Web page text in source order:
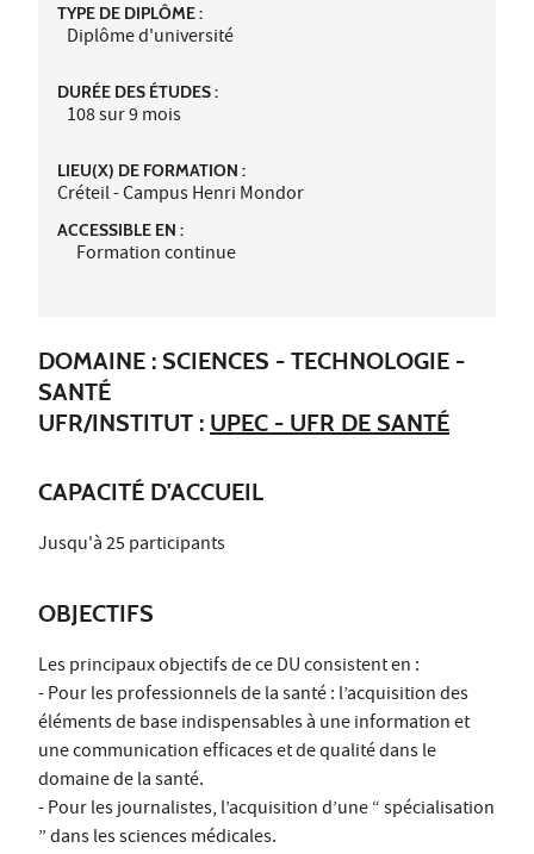
TYPE DE DIPLÔME :
Diplôme d'université
DURÉE DES ÉTUDES :
108 sur 9 mois
LIEU(X) DE FORMATION :
Créteil - Campus Henri Mondor
ACCESSIBLE EN :
Formation continue
DOMAINE : SCIENCES - TECHNOLOGIE -
SANTÉ
UFR/INSTITUT : UPEC - UFR DE SANTÉ
CAPACITÉ D'ACCUEIL
Jusqu'à 25 participants
OBJECTIFS
Les principaux objectifs de ce DU consistent en :
- Pour les professionnels de la santé : l’acquisition des
éléments de base indispensables à une information et
une communication efficaces et de qualité dans le
domaine de la santé.
- Pour les journalistes, l’acquisition d’une “ spécialisation
” dans les sciences médicales.